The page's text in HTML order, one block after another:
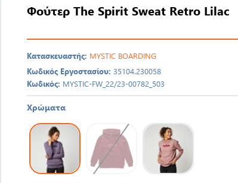
Φούτερ The Spirit Sweat Retro Lilac
Κατασκευαστής: MYSTIC BOARDING
Κωδικός Εργοστασίου: 35104.230058
Κωδικός: MYSTIC-FW_22/23-00782_503
Χρώματα